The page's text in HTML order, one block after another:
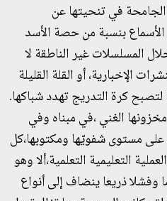
الجامحة في تنحيتها عن
الأسماع بنسبة من حصة الأسد
المسلسلات غير الناطقة لا
الإخبارية، أو القلة القليلة
كرة التدريج تهدد شباكها.
الغني ،في مبناه وفي
على مستوى شفويّها ومكتوبها،كل
التعليمية التعلمية،ألا وهو
ذريعا ينضاف إلى أنواع